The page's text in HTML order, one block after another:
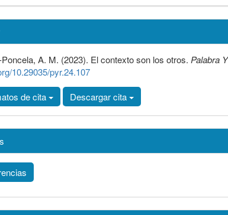
A. M. (2023). El contexto son los otros. Palabra
10.29035/pyr.24.107
de cita
Descargar cita